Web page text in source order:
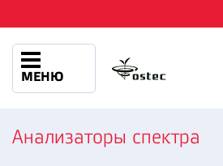
МЕНЮ
Анализаторы спектра